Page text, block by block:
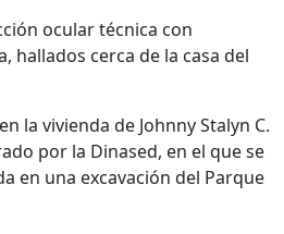
ocular técnica con
hallados cerca de la casa del
la vivienda de Johnny Stalyn C.
por la Dinased, en el que se
en una excavación del Parque